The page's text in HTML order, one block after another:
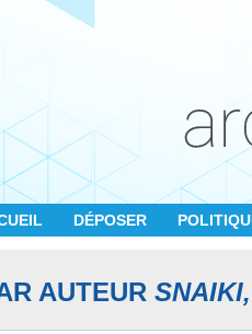
DÉPOSER
AUTEUR